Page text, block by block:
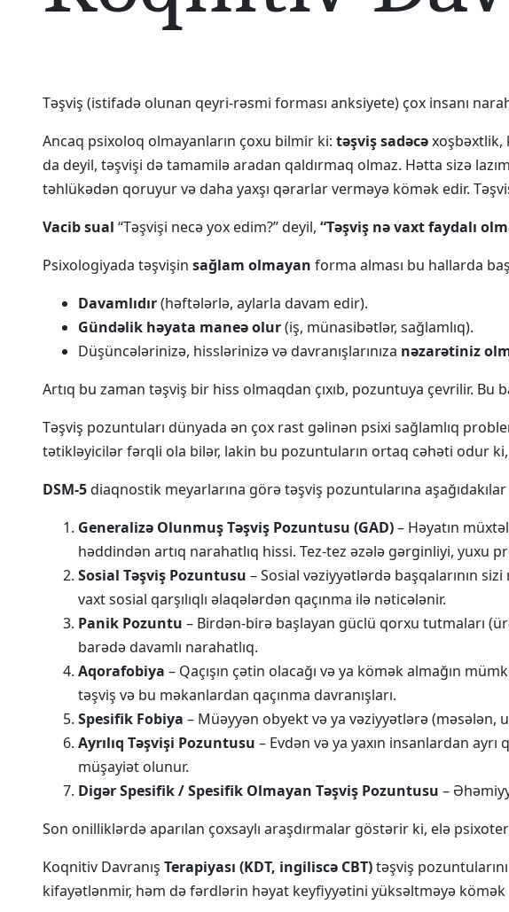
Təşviş (istifadə olunan qeyri-rəsmi forması anksiyete) çox insanı
Ancaq psixoloq olmayanların çoxu bilmir ki: təşviş sadəcəxoşbəxtlik,
da deyil, təşvişi də tamamilə aradan qaldırmaq olmaz. Hətta sizə
təhlükədən qoruyur və daha yaxşı qərarlar verməyə kömək edir.
Vacib sual “Təşvişi necə yox edim?” deyil, “Təşviş nə vaxt faydalı
Psixologiyada təşvişin sağlam olmayan forma alması bu hallarda
Davamlıdır(həftələrlə, aylarla davam edir).
Gündəlik həyata maneə olur(iş, münasibətlər, sağlamlıq).
Düşüncələrinizə, hisslərinizə və davranışlarınıza nəzarətiniz
Artıq bu zaman təşviş bir hiss olmaqdan çıxıb, pozuntuya çevrilir. Bu
Təşviş pozuntuları dünyada ən çox rast gəlinən psixi sağlamlıq
tətikləyicilər fərqli ola bilər, lakin bu pozuntuların ortaq cəhəti odur
DSM-5diaqnostik meyarlarına görə təşviş pozuntularına
Generalizə Olunmuş Təşviş Pozuntusu (GAD)– Həyatın
həddindən artıq narahatlıq hissi. Tez-tez əzələ gərginliyi,
Sosial Təşviş Pozuntusu – Sosial vəziyyətlərdə başqalarının
vaxt sosial qarşılıqlı əlaqələrdən qaçınma ilə nəticələnir.
Panik Pozuntu – Birdən-birə başlayan güclü qorxu tutmaları
barədə davamlı narahatlıq.
Aqorafobiya – Qaçışın çətin olacağı və ya kömək almağın
təşviş və bu məkanlardan qaçınma davranışları.
Spesifik Fobiya – Müəyyən obyekt və ya vəziyyətlərə (məsələn,
Ayrılıq Təşvişi Pozuntusu – Evdən və ya yaxın insanlardan
müşayiət olunur.
Digər Spesifik / Spesifik Olmayan Təşviş Pozuntusu –
Son onilliklərdə aparılan çoxsaylı araşdırmalar göstərir ki, elə
Koqnitiv Davranış Terapiyası (KDT, ingiliscə CBT)təşviş
kifayətlənmir, həm də fərdlərin həyat keyfiyyətini yüksəltməyə kömək